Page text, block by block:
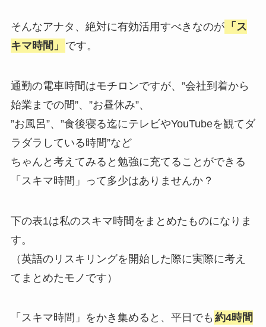
そんなアナタ、絶対に有効活用すべきなのが 「ス
キマ時間」
です。
通勤の電車時間はモチロンですが、”会社到着から
始業までの間”、”お昼休み”、
”お風呂”、”食後寝る迄にテレビやYouTubeを観てダ
ラダラしている時間”など
ちゃんと考えてみると勉強に充てることができる
「スキマ時間」って多少はありませんか？
下の表1は私のスキマ時間をまとめたものになりま
す。
（英語のリスキリングを開始した際に実際に考え
てまとめたモノです）
「スキマ時間」をかき集めると、平日でも 約4時間